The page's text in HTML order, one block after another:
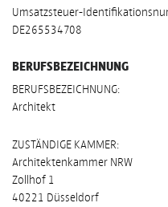
Umsatzsteuer-
DE265534708
BERUFSBEZEICHNUNG
BERUFSBEZEICHNUNG:
Architekt
ZUSTÄNDIGE KAMMER:
Architektenkammer NRW
Zollhof 1
40221 Düsseldorf